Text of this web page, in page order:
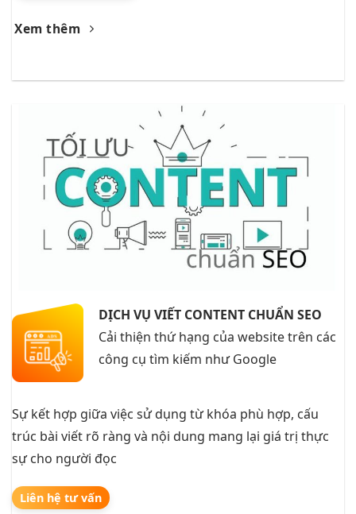
Xem thêm
DỊCH VỤ VIẾT CONTENT CHUẨN SEO
Cải thiện thứ hạng của website trên các
công cụ tìm kiếm như Google
Sự kết hợp giữa việc sử dụng từ khóa phù hợp, cấu
trúc bài viết rõ ràng và nội dung mang lại giá trị thực
sự cho người đọc
Liên hệ tư vấn